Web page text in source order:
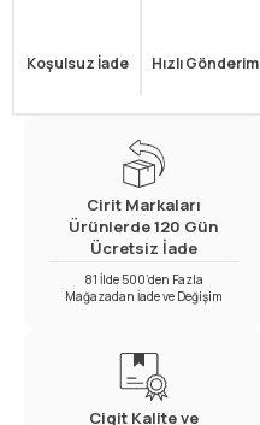
Koşulsuz İade Hızlı Gönderim
Cirit Markaları
Ürünlerde 120 Gün
Ücretsiz İade
81 İlde 500’den Fazla
Mağazadan İade ve Değişim
Cigit Kalite ve